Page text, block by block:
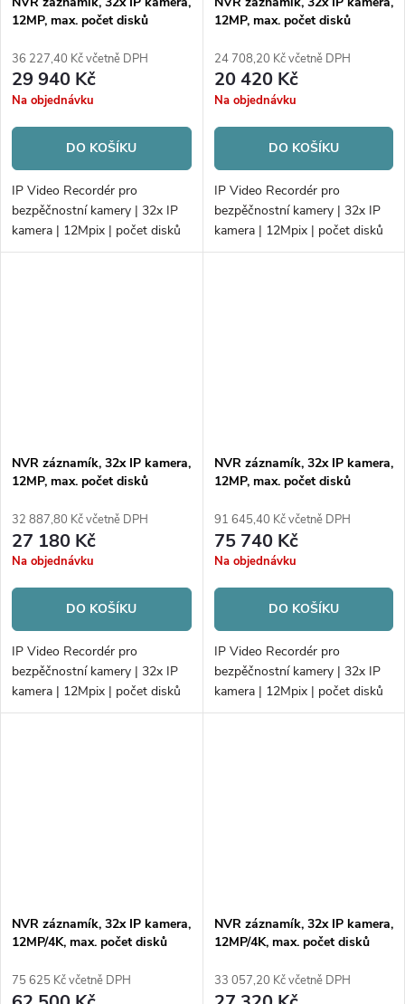
12MP, max. počet disků
36 227,40 Kč včetně DPH
29 940 Kč
Na objednávku
DO KOŠÍKU
IP Video Recordér pro
bezpěčnostní kamery | 32x IP
kamera | 12Mpix | počet disků
4xHDD | 320Mb/256Mb
12MP, max. počet disků
24 708,20 Kč včetně DPH
20 420 Kč
Na objednávku
DO KOŠÍKU
IP Video Recordér pro
bezpěčnostní kamery | 32x IP
kamera | 12Mpix | počet disků
4xHDD | 256Mb/256Mb
NVR záznamík, 32x IP kamera,
12MP, max. počet disků
32 887,80 Kč včetně DPH
27 180 Kč
Na objednávku
DO KOŠÍKU
IP Video Recordér pro
bezpěčnostní kamery | 32x IP
kamera | 12Mpix | počet disků
4xHDD | 256Mb/256Mb
NVR záznamík, 32x IP kamera,
12MP, max. počet disků
91 645,40 Kč včetně DPH
75 740 Kč
Na objednávku
DO KOŠÍKU
IP Video Recordér pro
bezpěčnostní kamery | 32x IP
kamera | 12Mpix | počet disků
8xHDD | AcuSense |
NVR záznamík, 32x IP kamera,
12MP/4K, max. počet disků
75 625 Kč včetně DPH
NVR záznamík, 32x IP kamera,
12MP/4K, max. počet disků
33 057,20 Kč včetně DPH